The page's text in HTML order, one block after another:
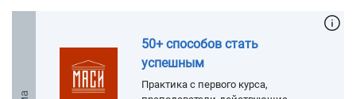
50+ способов стать
успешным
Практика с первого курса,